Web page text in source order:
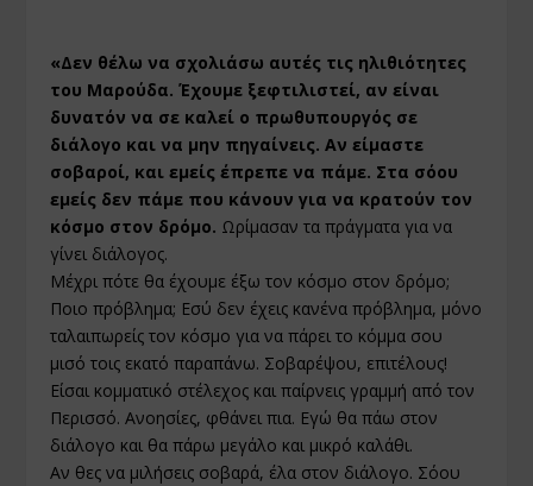
«Δεν θέλω να σχολιάσω αυτές τις ηλιθιότητες
του Μαρούδα. Έχουμε ξεφτιλιστεί, αν είναι
δυνατόν να σε καλεί ο πρωθυπουργός σε
διάλογο και να μην πηγαίνεις. Αν είμαστε
σοβαροί, και εμείς έπρεπε να πάμε. Στα σόου
εμείς δεν πάμε που κάνουν για να κρατούν τον
κόσμο στον δρόμο. Ωρίμασαν τα πράγματα για να
γίνει διάλογος.
Μέχρι πότε θα έχουμε έξω τον κόσμο στον δρόμο;
Ποιο πρόβλημα; Εσύ δεν έχεις κανένα πρόβλημα, μόνο
ταλαιπωρείς τον κόσμο για να πάρει το κόμμα σου
μισό τοις εκατό παραπάνω. Σοβαρέψου, επιτέλους!
Είσαι κομματικό στέλεχος και παίρνεις γραμμή από τον
Περισσό. Ανοησίες, φθάνει πια. Εγώ θα πάω στον
διάλογο και θα πάρω μεγάλο και μικρό καλάθι.
Αν θες να μιλήσεις σοβαρά, έλα στον διάλογο. Σόου